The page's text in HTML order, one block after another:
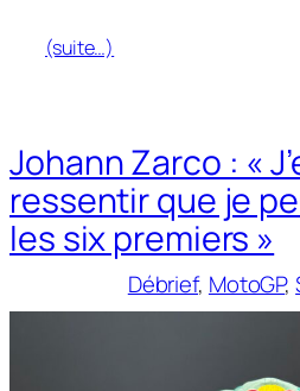
(suite…)
Johann Zarco : «
ressentir que je
les six premiers »
Débrief, MotoGP,